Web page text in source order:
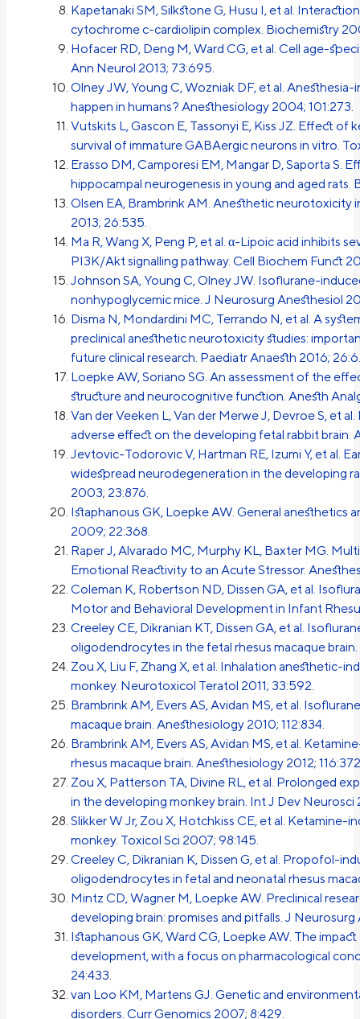
Kapetanaki SM, Silkstone G, Husu I, et al.
cytochrome c-cardiolipin complex. Biochemistry
Hofacer RD, Deng M, Ward CG, et al. Cell age-
Ann Neurol 2013; 73:695.
Olney JW, Young C, Wozniak DF, et al.
happen in humans? Anesthesiology 2004; 101:273.
Vutskits L, Gascon E, Tassonyi E, Kiss JZ. Effect
survival of immature GABAergic neurons in vitro.
Erasso DM, Camporesi EM, Mangar D, Saporta S.
hippocampal neurogenesis in young and aged rats.
Olsen EA, Brambrink AM. Anesthetic neurotoxicity
2013; 26:535.
Ma R, Wang X, Peng P, et al. α-Lipoic acid inhibits
PI3K/Akt signalling pathway. Cell Biochem Funct
Johnson SA, Young C, Olney JW. Isoflurane-
nonhypoglycemic mice. J Neurosurg Anesthesiol
Disma N, Mondardini MC, Terrando N, et al. A
preclinical anesthetic neurotoxicity studies:
future clinical research. Paediatr Anaesth 2016; 26:6.
Loepke AW, Soriano SG. An assessment of the
structure and neurocognitive function. Anesth
Van der Veeken L, Van der Merwe J, Devroe S, et
adverse effect on the developing fetal rabbit brain.
Jevtovic-Todorovic V, Hartman RE, Izumi Y, et al.
widespread neurodegeneration in the developing
2003; 23:876.
Istaphanous GK, Loepke AW. General anesthetics
2009; 22:368.
Raper J, Alvarado MC, Murphy KL, Baxter MG.
Emotional Reactivity to an Acute Stressor.
Coleman K, Robertson ND, Dissen GA, et al.
Motor and Behavioral Development in Infant
Creeley CE, Dikranian KT, Dissen GA, et al.
oligodendrocytes in the fetal rhesus macaque
Zou X, Liu F, Zhang X, et al. Inhalation anesthetic-
monkey. Neurotoxicol Teratol 2011; 33:592.
Brambrink AM, Evers AS, Avidan MS, et al.
macaque brain. Anesthesiology 2010; 112:834.
Brambrink AM, Evers AS, Avidan MS, et al.
rhesus macaque brain. Anesthesiology 2012;
Zou X, Patterson TA, Divine RL, et al. Prolonged
in the developing monkey brain. Int J Dev Neurosci
Slikker W Jr, Zou X, Hotchkiss CE, et al. Ketamine-
monkey. Toxicol Sci 2007; 98:145.
Creeley C, Dikranian K, Dissen G, et al. Propofol-
oligodendrocytes in fetal and neonatal rhesus
Mintz CD, Wagner M, Loepke AW. Preclinical
developing brain: promises and pitfalls. J
Istaphanous GK, Ward CG, Loepke AW. The
development, with a focus on pharmacological
24:433.
van Loo KM, Martens GJ. Genetic and
disorders. Curr Genomics 2007; 8:429.